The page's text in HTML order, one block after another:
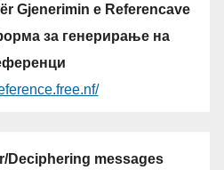
Gjenerimin e Referencave
за генерирање на
Deciphering messages